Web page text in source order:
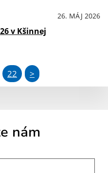
26. MÁJ 2026
v Kšinnej
22 >
nám